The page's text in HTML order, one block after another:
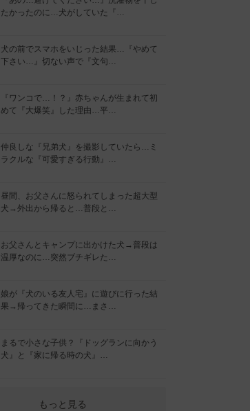
たかったのに…犬がしていた『…
犬の前でスマホをいじった結果…『やめて
下さい…』切ない声で『文句…
『ワンコで…！？』赤ちゃんが生まれて初
めて『大爆笑』した理由…平…
仲良しな『兄弟犬』を撮影していたら…ミ
ラクルな『可愛すぎる行動』…
昼間、お父さんに怒られてしまった超大型
犬→外出から帰ると…普段と…
お父さんとキャンプに出かけた犬→普段は
温厚なのに…突然ブチギレた…
娘が『犬のいる友人宅』に遊びに行った結
果→帰ってきた瞬間に…まさ…
まるで小さな子供？『ドッグランに向かう
犬』と『家に帰る時の犬』…
もっと見る